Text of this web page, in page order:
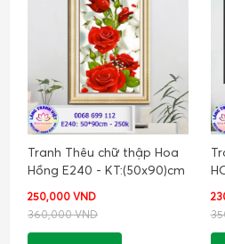
Tranh Thêu chữ thập Hoa
Hồng E240 - KT:(50x90)cm
250,000 VND
360,000 VND